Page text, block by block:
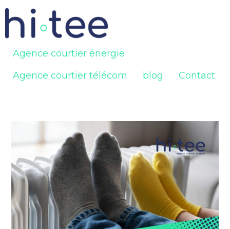
Agence courtier énergie
Agence courtier télécom
blog Contact